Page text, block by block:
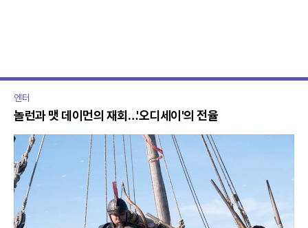
엔터
놀런과 맷 데이먼의 재회…'오디세이'의 전율